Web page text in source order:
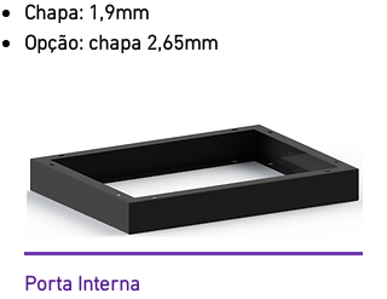
Chapa: 1,9mm
Opção: chapa 2,65mm
Porta Interna